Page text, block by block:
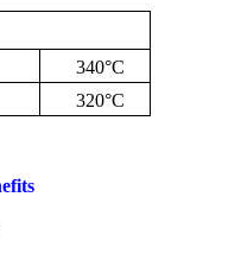
340°C
320°C